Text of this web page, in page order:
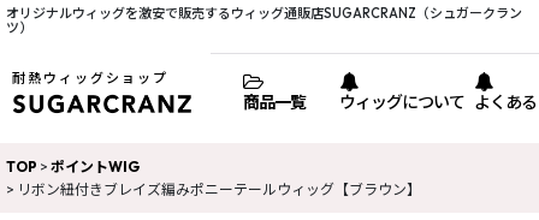
オリジナルウィッグを激安で販売するウィッグ通販店SUGARCRANZ（シュガークラン
ツ）
耐熱ウィッグショップ
商品一覧 ウィッグについて よくあ
TOP > ポイントWIG
> リボン紐付きブレイズ編みポニーテールウィッグ【ブラウン】